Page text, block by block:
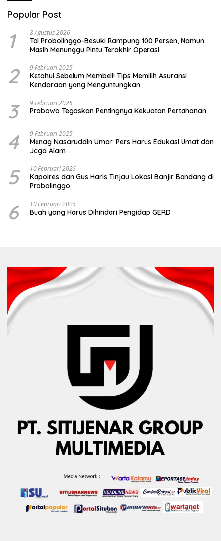
Popular Post
1 8 Agustus 2026
Tol Probolinggo-Besuki Rampung 100 Persen, Namun
Masih Menunggu Pintu Terakhir Operasi
2 9 Februari 2025
Ketahui Sebelum Membeli! Tips Memilih Asuransi
Kendaraan yang Menguntungkan
3 9 Februari 2025
Prabowo Tegaskan Pentingnya Kekuatan Pertahanan
4 9 Februari 2025
Menag Nasaruddin Umar: Pers Harus Edukasi Umat dan
Jaga Alam
5 10 Februari 2025
Kapolres dan Gus Haris Tinjau Lokasi Banjir Bandang di
Probolinggo
6 10 Februari 2025
Buah yang Harus Dihindari Pengidap GERD